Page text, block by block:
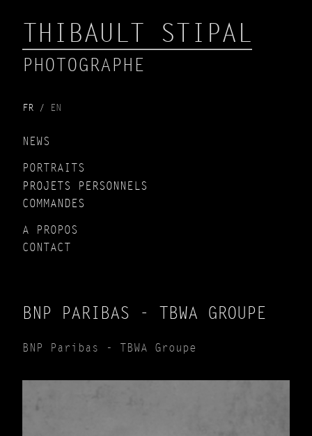
THIBAULT STIPAL
PHOTOGRAPHE
FR EN
NEWS
PORTRAITS
PROJETS PERSONNELS
COMMANDES
A PROPOS
CONTACT
BNP PARIBAS - TBWA GROUPE
BNP Paribas - TBWA Groupe